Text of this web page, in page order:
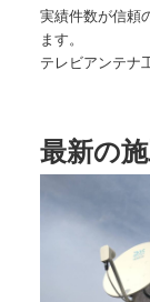
実績件数が信頼
ます。
テレビアンテナ
最新の